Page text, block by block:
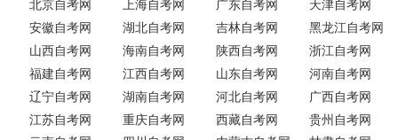
安徽自考网
湖北自考网 吉林自考网
黑龙江自考网
山西自考网
海南自考网 陕西自考网
浙江自考网
福建自考网
江西自考网 山东自考网
河南自考网
辽宁自考网
湖南自考网 河北自考网
广西自考网
江苏自考网
重庆自考网 西藏自考网
贵州自考网